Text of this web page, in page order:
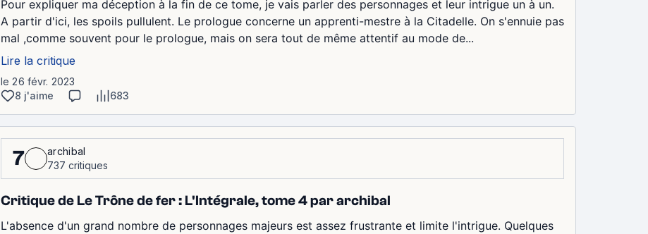
Pour expliquer ma déception à la fin de ce tome, je vais parler des personnages et leur intrigue un à un.
A partir d'ici, les spoils pullulent. Le prologue concerne un apprenti-mestre à la Citadelle. On s'ennuie pas
mal ,comme souvent pour le prologue, mais on sera tout de même attentif au mode de...
Lire la critique
le 26 févr. 2023
8 j'aime
683
7
archibal
737 critiques
Critique de Le Trône de fer : L'Intégrale, tome 4 par archibal
L'absence d'un grand nombre de personnages majeurs est assez frustrante et limite l'intrigue. Quelques